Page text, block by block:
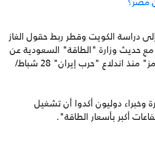
دراسة الكويت وقطر ربط حقول الغاز
مع حديث وزارة "الطاقة" السعودية عن
خطط توسعية لخدمة دول الجوار العاجزة عن تمرير نفطها من "هرمز" منذ اندلاع "حرب إيران" 28 شباط/
وخبراء دوليون أكدوا أن تشغيل
أكبر بأسعار الطاقة".